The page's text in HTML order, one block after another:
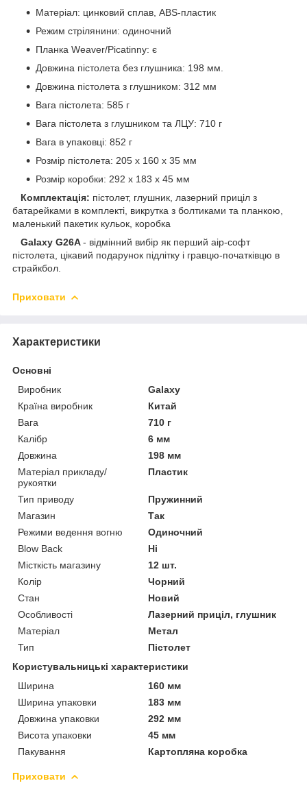
Матеріал: цинковий сплав, ABS-пластик
Режим стрілянини: одиночний
Планка Weaver/Picatinny: є
Довжина пістолета без глушника: 198 мм.
Довжина пістолета з глушником: 312 мм
Вага пістолета: 585 г
Вага пістолета з глушником та ЛЦУ: 710 г
Вага в упаковці: 852 г
Розмір пістолета: 205 х 160 х 35 мм
Розмір коробки: 292 х 183 х 45 мм
Комплектація: пістолет, глушник, лазерний приціл з
батарейками в комплекті, викрутка з болтиками та планкою,
маленький пакетик кульок, коробка
Galaxy G26A- відмінний вибір як перший аір-софт
пістолета, цікавий подарунок підлітку і гравцю-початківцю в
страйкбол.
Приховати
Характеристики
Основні
Виробник
Galaxy
Країна виробник
Китай
Вага
710 г
Калібр
6 мм
Довжина
198 мм
Матеріал прикладу/
рукоятки
Пластик
Тип приводу
Пружинний
Магазин
Так
Режими ведення вогню
Одиночний
Blow Back
Ні
Місткість магазину
12 шт.
Колір
Чорний
Стан
Новий
Особливості
Лазерний приціл, глушник
Матеріал
Метал
Тип
Пістолет
Користувальницькі характеристики
Ширина
160 мм
Ширина упаковки
183 мм
Довжина упаковки
292 мм
Висота упаковки
45 мм
Пакування
Картопляна коробка
Приховати